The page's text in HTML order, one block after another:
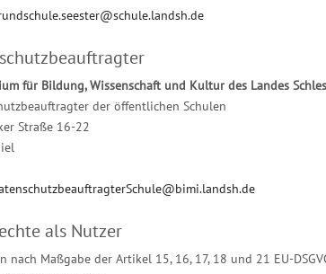
für Bildung, Wissenschaft und Kultur des Landes
der öffentlichen Schulen
Straße 16-22
als Nutzer
nach Maßgabe der Artikel 15, 16, 17, 18 und 21 EU-